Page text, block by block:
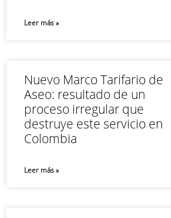
Leer más »
Nuevo Marco Tarifario de
Aseo: resultado de un
proceso irregular que
destruye este servicio en
Colombia
Leer más »